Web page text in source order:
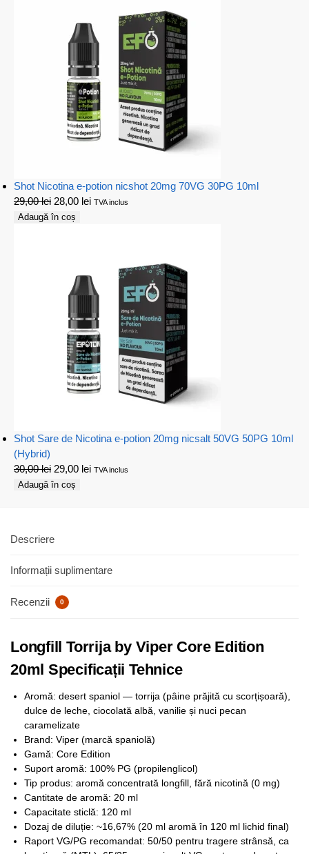
Shot Nicotina e-potion nicshot 20mg 70VG 30PG 10ml
29,00lei 28,00 lei TVA inclus
Adaugă în coș
Shot Sare de Nicotina e-potion 20mg nicsalt 50VG 50PG 10ml
(Hybrid)
30,00lei 29,00 lei TVA inclus
Adaugă în coș
Descriere
Informații suplimentare
Recenzii 0
Longfill Torrija by Viper Core Edition
20ml Specificații Tehnice
Aromă: desert spaniol — torrija (pâine prăjită cu scorțișoară),
dulce de leche, ciocolată albă, vanilie și nuci pecan
caramelizate
Brand: Viper (marcă spaniolă)
Gamă: Core Edition
Suport aromă: 100% PG (propilenglicol)
Tip produs: aromă concentrată longfill, fără nicotină (0 mg)
Cantitate de aromă: 20 ml
Capacitate sticlă: 120 ml
Dozaj de diluție: ~16,67% (20 ml aromă în 120 ml lichid final)
Raport VG/PG recomandat: 50/50 pentru tragere strânsă, ca